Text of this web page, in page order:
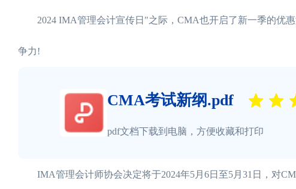
2024 IMA管理会计宣传日"之际，CMA也开启了新一季的优惠
争力!
CMA考试新纲.pdf
pdf文档下载到电脑，方便收藏和打印
IMA管理会计师协会决定将于2024年5月6日至5月31日，对